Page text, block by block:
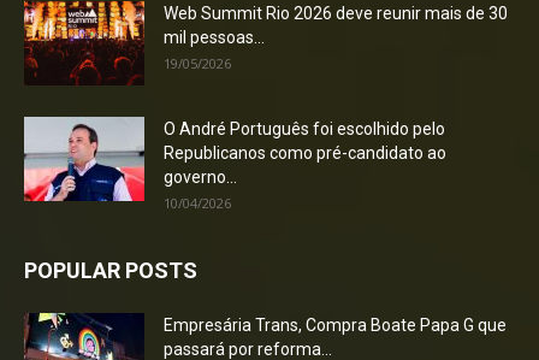
Web Summit Rio 2026 deve reunir mais de 30
mil pessoas...
19/05/2026
O André Português foi escolhido pelo
Republicanos como pré-candidato ao
governo...
10/04/2026
POPULAR POSTS
Empresária Trans, Compra Boate Papa G que
passará por reforma...